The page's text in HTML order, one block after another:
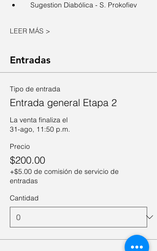
Sugestion Diabólica - S. Prokofiev
LEER MÁS >
Entradas
Tipo de entrada
Entrada general Etapa 2
La venta finaliza el
31-ago, 11:50 p.m.
Precio
$200.00
+$5.00 de comisión de servicio de
entradas
Cantidad